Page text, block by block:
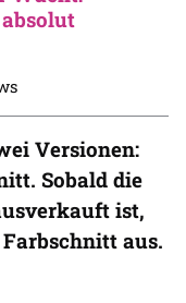
Versionen:
Sobald die
ist,
aus.